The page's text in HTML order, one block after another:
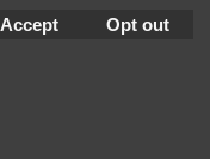
Accept Opt out